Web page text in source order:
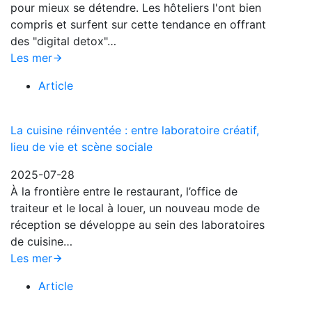
pour mieux se détendre. Les hôteliers l'ont bien
compris et surfent sur cette tendance en offrant
des "digital detox"…
Les mer
Article
La cuisine réinventée : entre laboratoire créatif,
lieu de vie et scène sociale
2025-07-28
À la frontière entre le restaurant, l’office de
traiteur et le local à louer, un nouveau mode de
réception se développe au sein des laboratoires
de cuisine…
Les mer
Article